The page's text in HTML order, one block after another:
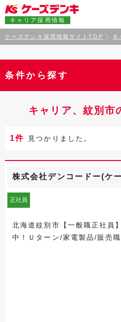
キャリア採用情報
ケーズデンキ採用情報サイトTOP キ
条件から探す
キャリア、紋別市
1件 見つかりました。
株式会社デンコードー(ケ
正社員
北海道紋別市【一般職正社員
中！Ｕターン/家電製品/販売職